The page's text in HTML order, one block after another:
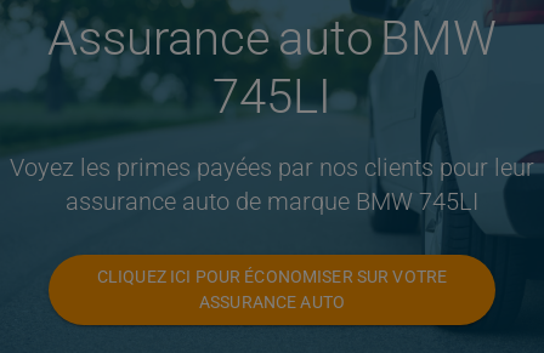
Assurance auto BMW
745LI
Voyez les primes payées par nos clients pour leur
assurance auto de marque BMW 745LI
CLIQUEZ ICI POUR ÉCONOMISER SUR VOTRE
ASSURANCE AUTO